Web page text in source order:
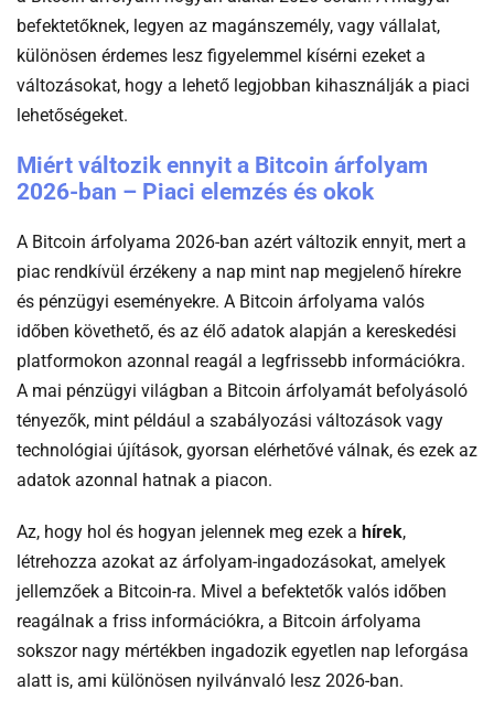
befektetőknek, legyen az magánszemély, vagy vállalat,
különösen érdemes lesz figyelemmel kísérni ezeket a
változásokat, hogy a lehető legjobban kihasználják a piaci
lehetőségeket.
Miért változik ennyit a Bitcoin árfolyam
2026-ban – Piaci elemzés és okok
A Bitcoin árfolyama 2026-ban azért változik ennyit, mert a
piac rendkívül érzékeny a nap mint nap megjelenő hírekre
és pénzügyi eseményekre. A Bitcoin árfolyama valós
időben követhető, és az élő adatok alapján a kereskedési
platformokon azonnal reagál a legfrissebb információkra.
A mai pénzügyi világban a Bitcoin árfolyamát befolyásoló
tényezők, mint például a szabályozási változások vagy
technológiai újítások, gyorsan elérhetővé válnak, és ezek az
adatok azonnal hatnak a piacon.
Az, hogy hol és hogyan jelennek meg ezek a hírek,
létrehozza azokat az árfolyam-ingadozásokat, amelyek
jellemzőek a Bitcoin-ra. Mivel a befektetők valós időben
reagálnak a friss információkra, a Bitcoin árfolyama
sokszor nagy mértékben ingadozik egyetlen nap leforgása
alatt is, ami különösen nyilvánvaló lesz 2026-ban.